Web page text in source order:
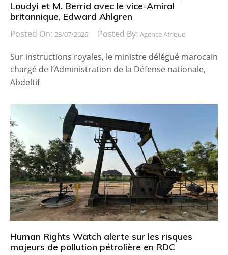
Loudyi et M. Berrid avec le vice-Amiral
britannique, Edward Ahlgren
Posted On: 28/07/2026 Posted By: Agence Afrique
Sur instructions royales, le ministre délégué marocain
chargé de l’Administration de la Défense nationale,
Abdeltif
Human Rights Watch alerte sur les risques
majeurs de pollution pétrolière en RDC